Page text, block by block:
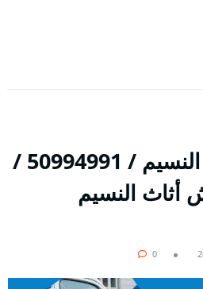
خدمة نقل عفش النسيم / 50994991 /
النسيم
0